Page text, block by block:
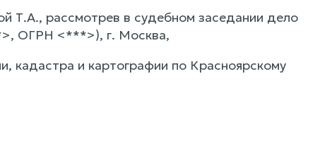
Т.А., рассмотрев в судебном заседании дело
ОГРН <***>), г. Москва,
кадастра и картографии по Красноярскому